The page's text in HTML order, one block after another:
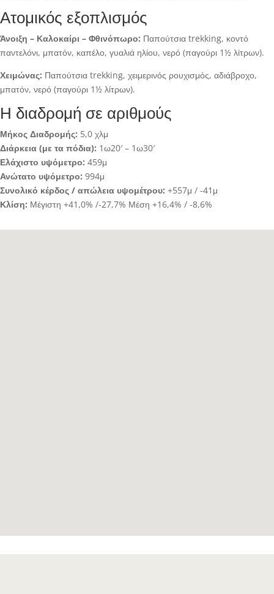
Ατομικός εξοπλισμός
Άνοιξη – Καλοκαίρι – Φθινόπωρο: Παπούτσια trekking, κοντό
παντελόνι, μπατόν, καπέλο, γυαλιά ηλίου, νερό (παγούρι 1½ λίτρων).
Χειμώνας: Παπούτσια trekking, χειμερινός ρουχισμός, αδιάβροχο,
μπατόν, νερό (παγούρι 1½ λίτρων).
Η διαδρομή σε αριθμούς
Μήκος Διαδρομής: 5,0 χλμ
Διάρκεια (με τα πόδια): 1ω20′ – 1ω30′
Ελάχιστο υψόμετρο: 459μ
Ανώτατο υψόμετρο: 994μ
Συνολικό κέρδος / απώλεια υψομέτρου: +557μ / -41μ
Κλίση: Μέγιστη +41,0% /-27,7% Μέση +16,4% / -8,6%